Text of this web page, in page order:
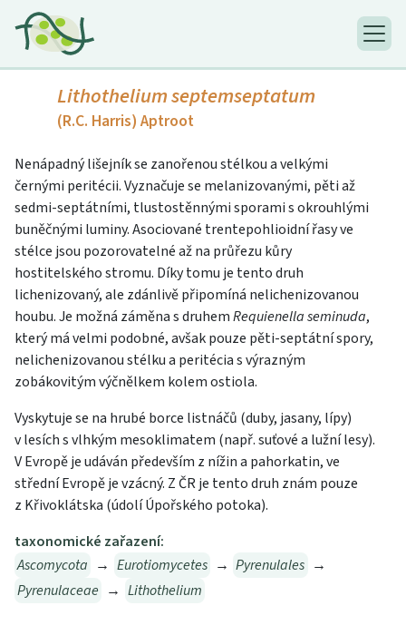
Lithothelium septemseptatum
(R.C. Harris) Aptroot
Nenápadný lišejník se zanořenou stélkou a velkými
černými peritécii. Vyznačuje se melanizovanými, pěti až
sedmi-septátními, tlustostěnnými sporami s okrouhlými
buněčnými luminy. Asociované trentepohlioidní řasy ve
stélce jsou pozorovatelné až na průřezu kůry
hostitelského stromu. Díky tomu je tento druh
lichenizovaný, ale zdánlivě připomíná nelichenizovanou
houbu. Je možná záměna s druhemRequienella seminuda,
který má velmi podobné, avšak pouze pěti-septátní spory,
nelichenizovanou stélku a peritécia s výrazným
zobákovitým výčnělkem kolem ostiola.
Vyskytuje se na hrubé borce listnáčů (duby, jasany, lípy)
v lesích s vlhkým mesoklimatem (např. suťové a lužní lesy).
V Evropě je udáván především z nížin a pahorkatin, ve
střední Evropě je vzácný. Z ČR je tento druh znám pouze
z Křivoklátska (údolí Úpořského potoka).
taxonomické zařazení:
Ascomycota → Eurotiomycetes → Pyrenulales →
Pyrenulaceae → Lithothelium